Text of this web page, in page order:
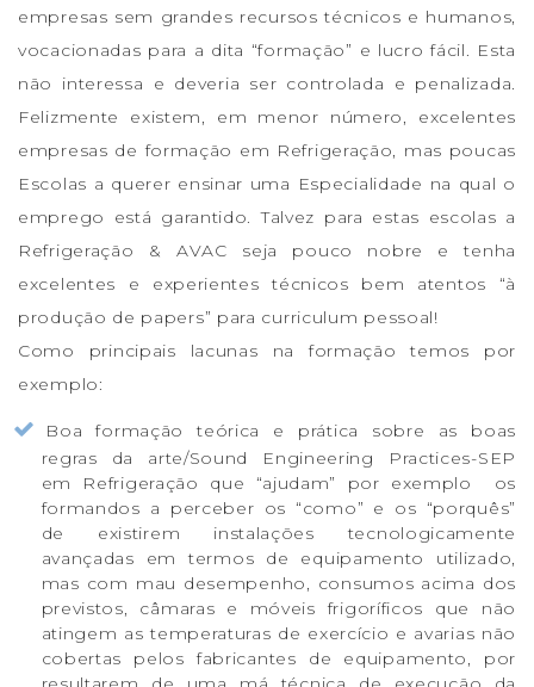
empresas sem grandes recursos técnicos e humanos,
vocacionadas para a dita “formação” e lucro fácil. Esta
não interessa e deveria ser controlada e penalizada.
Felizmente existem, em menor número, excelentes
empresas de formação em Refrigeração, mas poucas
Escolas a querer ensinar uma Especialidade na qual o
emprego está garantido. Talvez para estas escolas a
Refrigeração & AVAC seja pouco nobre e tenha
excelentes e experientes técnicos bem atentos “à
produção de papers” para curriculum pessoal!
Como principais lacunas na formação temos por
exemplo:
Boa formação teórica e prática sobre as boas
regras da arte/Sound Engineering Practices-SEP
em Refrigeração que “ajudam” por exemplo os
formandos a perceber os “como” e os “porquês”
de existirem instalações tecnologicamente
avançadas em termos de equipamento utilizado,
mas com mau desempenho, consumos acima dos
previstos, câmaras e móveis frigoríficos que não
atingem as temperaturas de exercício e avarias não
cobertas pelos fabricantes de equipamento, por